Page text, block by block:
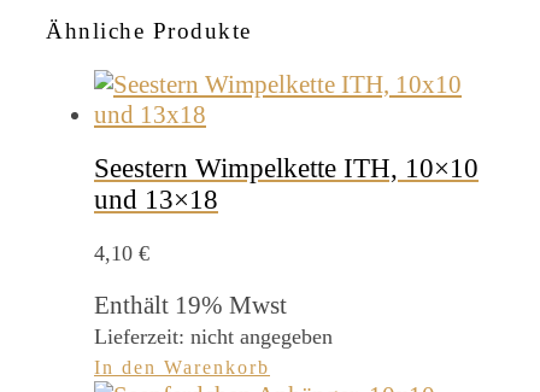
Ähnliche Produkte
Seestern Wimpelkette ITH, 10×10
und 13×18
4,10 €
Enthält 19% Mwst
Lieferzeit: nicht angegeben
In den Warenkorb